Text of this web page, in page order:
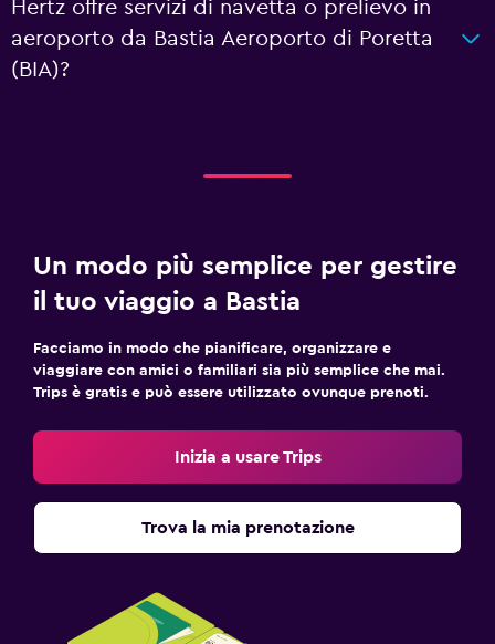
Hertz offre servizi di navetta o prelievo in
aeroporto da Bastia Aeroporto di Poretta
(BIA)?
Un modo più semplice per gestire
il tuo viaggio a Bastia
Facciamo in modo che pianificare, organizzare e
viaggiare con amici o familiari sia più semplice che mai.
Trips è gratis e può essere utilizzato ovunque prenoti.
Inizia a usare Trips
Trova la mia prenotazione